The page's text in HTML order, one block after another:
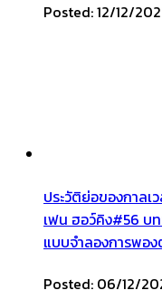
Posted: 12/12/
ประวัติย่อของกาล
เฟน ฮอว์คิง#56 บ
แบบจำลองการพอ
Posted: 06/12/